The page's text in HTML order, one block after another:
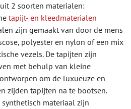
2 soorten materialen:
tapijt- en kleedmaterialen
zijn gemaakt van door de mens
polyester en nylon of een mix
vezels. De tapijten zijn
met behulp van kleine
om de luxueuze en
zijden tapijten na te bootsen.
materiaal zijn